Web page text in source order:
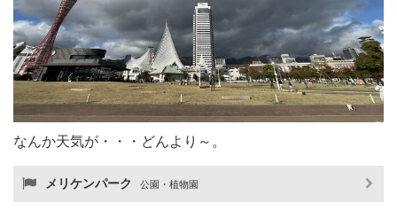
なんか天気が・・・どんより～。
メリケンパーク 公園・植物園